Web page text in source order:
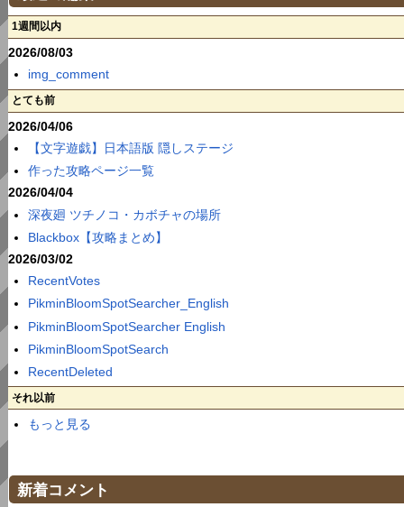
1週間以内
2026/08/03
img_comment
とても前
2026/04/06
【文字遊戯】日本語版 隠しステージ
作った攻略ページ一覧
2026/04/04
深夜廻 ツチノコ・カボチャの場所
Blackbox【攻略まとめ】
2026/03/02
RecentVotes
PikminBloomSpotSearcher_English
PikminBloomSpotSearcher English
PikminBloomSpotSearch
RecentDeleted
それ以前
もっと見る
新着コメント